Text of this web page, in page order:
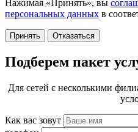
Нажимая «Принять», вы
персональных данных в
Принять Отказаться
Подберем пакет
Для сетей с несколькими
Как вас зовут